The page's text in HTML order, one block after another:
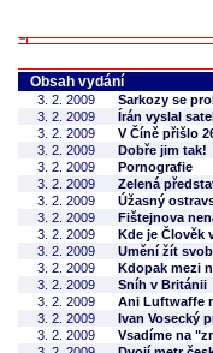
Obsah vydání
3. 2. 2009 Sarkozy se
3. 2. 2009
Írán vyslal
3. 2. 2009
V Číně přišlo
3. 2. 2009
Dobře jim tak!
3. 2. 2009
Pornografie
3. 2. 2009
Zelená
3. 2. 2009
Úžasný
3. 2. 2009
Fištejnova
3. 2. 2009
Kde je Člověk
3. 2. 2009
Umění žít
3. 2. 2009
Kdopak mezi
3. 2. 2009
Sníh v Británii
3. 2. 2009
Ani Luftwaffe
3. 2. 2009
Ivan Vosecký
3. 2. 2009
Vsadíme na